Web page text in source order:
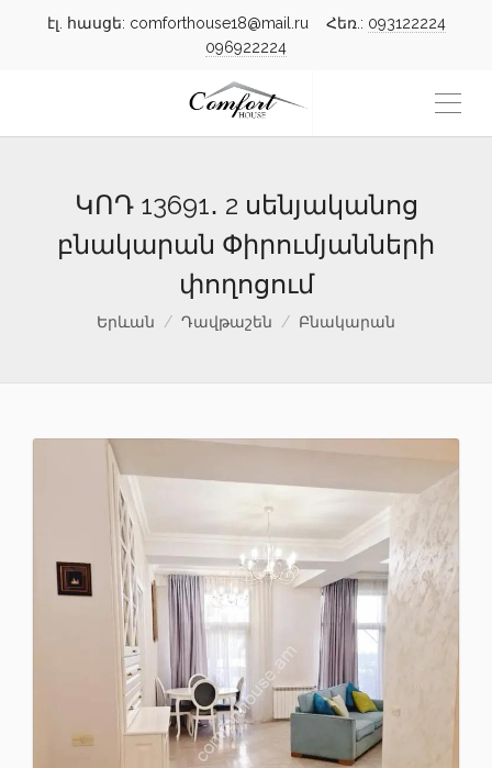
էլ. հասցե: comforthouse18@mail.ru Հեռ.: 093122224
096922224
ԿՈԴ 13691․ 2 սենյականոց
բնակարան Փիրումյանների
փողոցում
Երևան Դավթաշեն Բնակարան